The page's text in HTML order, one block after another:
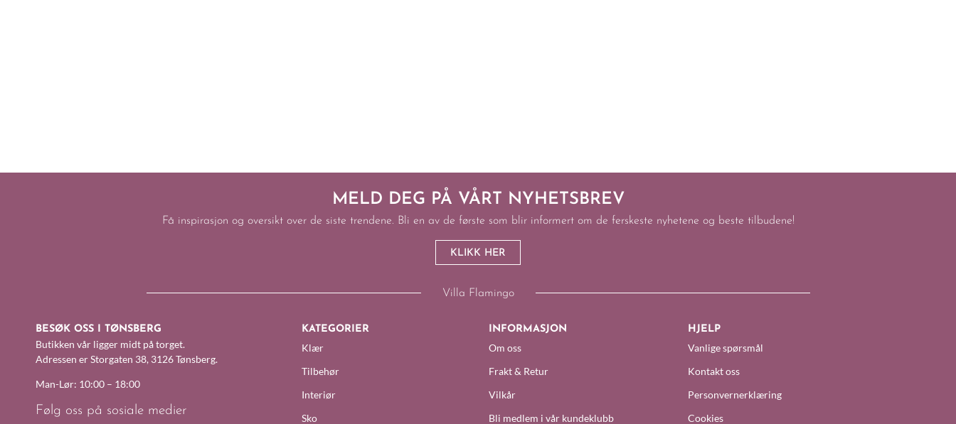
MELD DEG PÅ VÅRT NYHETSBREV
Få inspirasjon og oversikt over de siste trendene. Bli en av de første som blir informert om de ferskeste nyhetene og beste tilbudene!
KLIKK HER
Villa Flamingo
BESØK OSS I TØNSBERG
Butikken vår ligger midt på torget.
Adressen er Storgaten 38, 3126 Tønsberg.
Man-Lør: 10:00 – 18:00
Følg oss på sosiale medier
KATEGORIER
Klær
Tilbehør
Interiør
Sko
INFORMASJON
Om oss
Frakt & Retur
Vilkår
Bli medlem i vår kundeklubb
HJELP
Vanlige spørsmål
Kontakt oss
Personvernerklæring
Cookies